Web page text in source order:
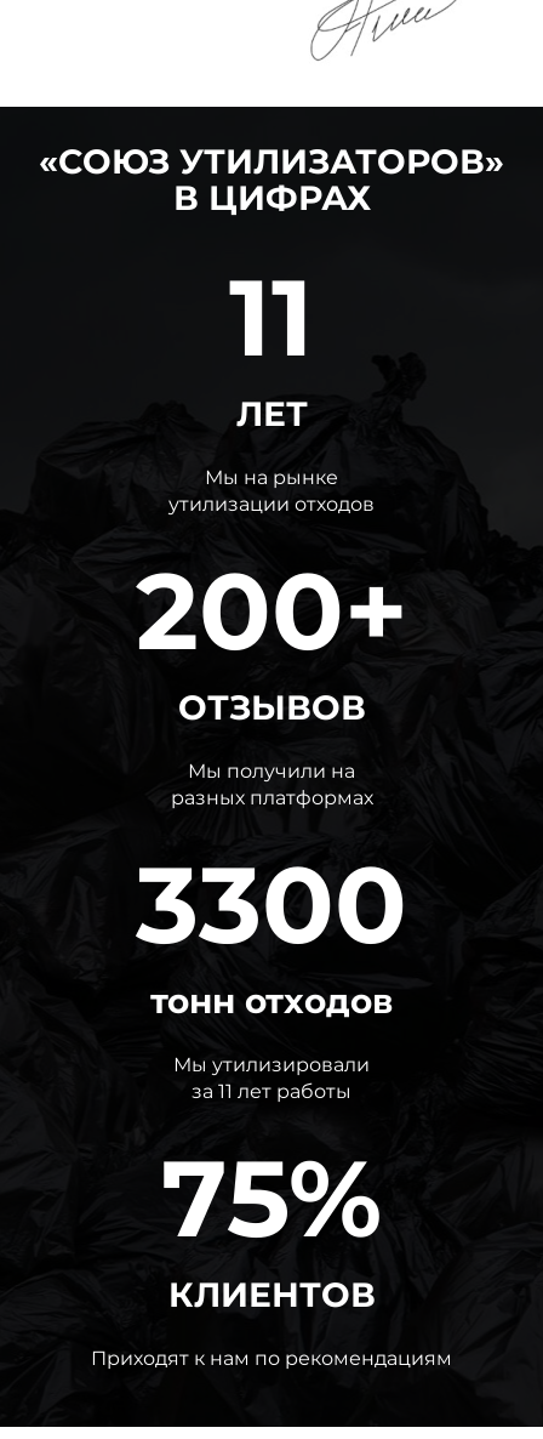
«СОЮЗ УТИЛИЗАТОРОВ»
В ЦИФРАХ
11
ЛЕТ
Мы на рынке
утилизации отходов
200+
ОТЗЫВОВ
Мы получили на
разных платформах
3300
тонн отходов
Мы утилизировали
за 11 лет работы
75%
КЛИЕНТОВ
Приходят к нам по рекомендациям